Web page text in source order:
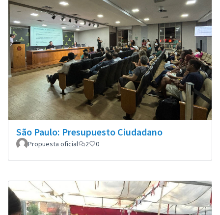
São Paulo: Presupuesto Ciudadano
Propuesta oficial 2 0